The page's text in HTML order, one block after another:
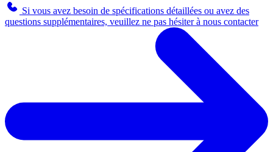
Si vous avez besoin de spécifications détaillées ou avez des
questions supplémentaires, veuillez ne pas hésiter à nous contacter